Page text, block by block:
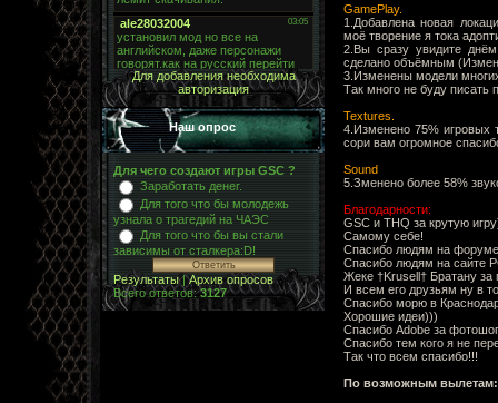
Для добавления необходима
авторизация
Наш опрос
Для чего создают игры GSC ?
Заработать денег.
Для того что бы молодежь
узнала о трагедий на ЧАЭС
Для того что бы вы стали
зависимы от сталкера:D!
Результаты|Архив опросов
Всего ответов:3127
GamePlay.
1.Добавлена новая
моё творение я тока
2.Вы сразу увидите
сделано объёмным
3.Изменены модели
Так много не буду писать
Textures.
4.Изменено 75% игровых
сори вам огромное
Sound
5.Зменено более 58%
Благодарности:
GSC и THQ за крутую
Самому себе!
Спасибо людям на
Спасибо людям на сайте
Жеке †Krusell† Братану за
И всем его друзьям ну в
Спасибо морю в
Хорошие идеи)))
Спасибо Adobe за
Спасибо тем кого я не
Так что всем спасибо!!!
По возможным вылетам: